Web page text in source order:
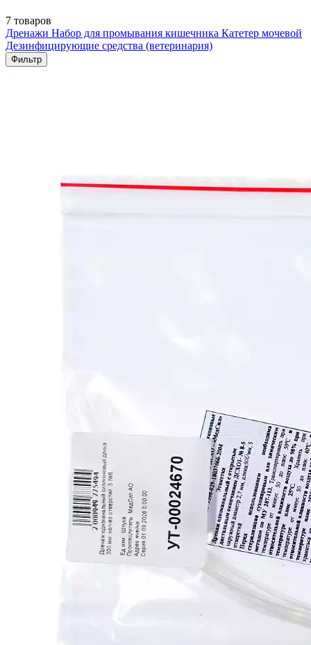
7 товаров
Дренажи Набор для промывания кишечника Катетер мочевой
Дезинфицирующие средства (ветеринария)
Фильтр